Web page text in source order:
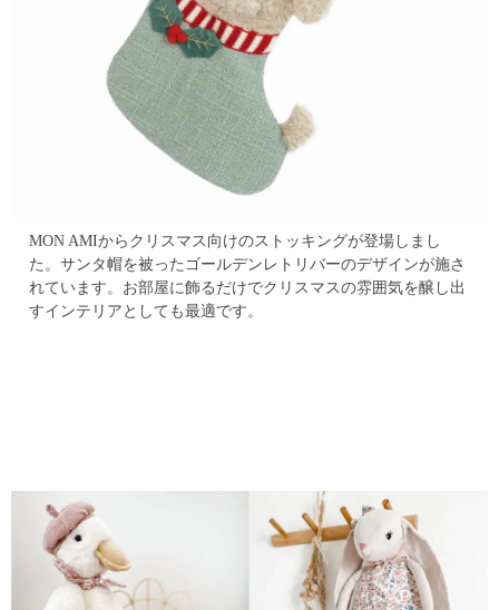
MON AMIからクリスマス向けのストッキングが登場しまし
た。 サンタ帽を被ったゴールデンレトリバーのデザインが施さ
れています。 お部屋に飾るだけでクリスマスの雰囲気を醸し出
すインテリアとしても最適です。